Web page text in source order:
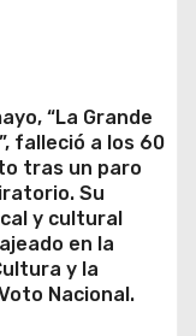
“La Grande
falleció a los 60
tras un paro
Su
y cultural
en la
y la
Nacional.